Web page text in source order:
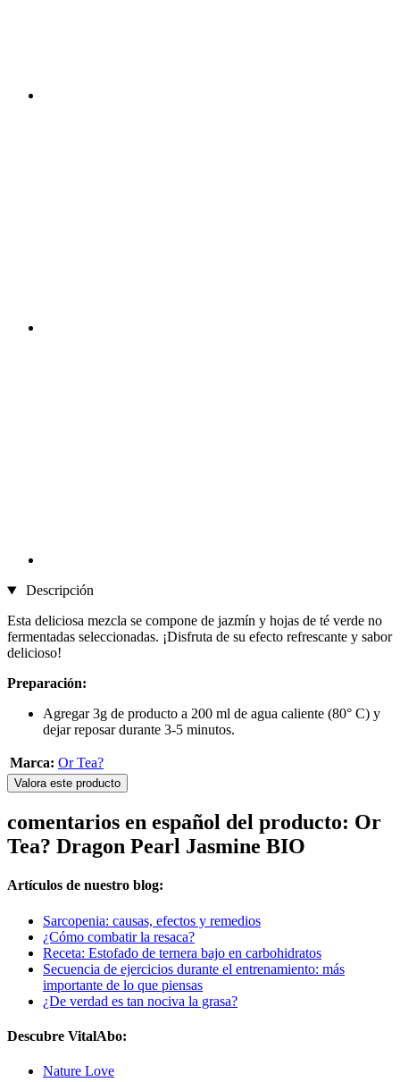
Descripción
Esta deliciosa mezcla se compone de jazmín y hojas de té verde no
fermentadas seleccionadas. ¡Disfruta de su efecto refrescante y sabor
delicioso!
Preparación:
Agregar 3g de producto a 200 ml de agua caliente (80° C) y
dejar reposar durante 3-5 minutos.
Marca: Or Tea?
Valora este producto
comentarios en español del producto: Or
Tea? Dragon Pearl Jasmine BIO
Artículos de nuestro blog:
Sarcopenia: causas, efectos y remedios
¿Cómo combatir la resaca?
Receta: Estofado de ternera bajo en carbohidratos
Secuencia de ejercicios durante el entrenamiento: más
importante de lo que piensas
¿De verdad es tan nociva la grasa?
Descubre VitalAbo:
Nature Love